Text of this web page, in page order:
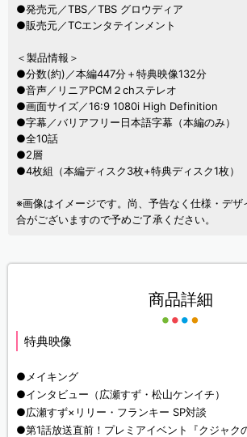
●発売元／TBS／TBS グロウディア
●販売元／TCエンタテインメント
＜製品情報＞
●分数(約)／本編447分＋特典映像132分
●音声／リニアPCM２chステレオ
●画面サイズ／16:9 1080i High Definition
●字幕／バリアフリー日本語字幕（本編のみ）
●全10話
●2層
●4枚組（本編ディスク3枚+特典ディスク1枚）
※画像はイメージです。尚、予告なく仕様・デザ
合がございますので予めご了承ください。
商品詳細
特典映像
●メイキング
●インタビュー（広瀬すず・松山ケンイチ）
●広瀬すず×リリー・フランキー SP対談
●第1話放送直前！プレミアイベント『クジャク